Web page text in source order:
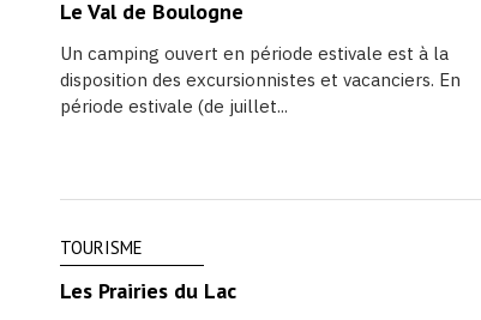
Le Val de Boulogne
Un camping ouvert en période estivale est à la
disposition des excursionnistes et vacanciers. En
période estivale (de juillet...
TOURISME
Les Prairies du Lac